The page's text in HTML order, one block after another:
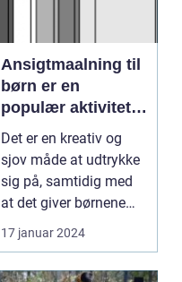
Ansigtmaalning til
børn er en
populær aktivitet,
der spænder over
flere årtier
Det er en kreativ og
sjov måde at udtrykke
sig på, samtidig med
at det giver børnene
mulighed for at...
17 januar 2024